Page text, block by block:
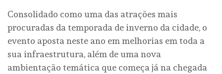
Consolidado como uma das atrações mais
procuradas da temporada de inverno da cidade, o
evento aposta neste ano em melhorias em toda a
sua infraestrutura, além de uma nova
ambientação temática que começa já na chegada